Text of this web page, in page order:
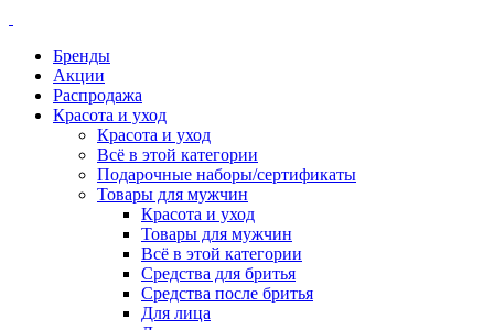
Бренды
Акции
Распродажа
Красота и уход
Красота и уход
Всё в этой категории
Подарочные наборы/сертификаты
Товары для мужчин
Красота и уход
Товары для мужчин
Всё в этой категории
Средства для бритья
Средства после бритья
Для лица